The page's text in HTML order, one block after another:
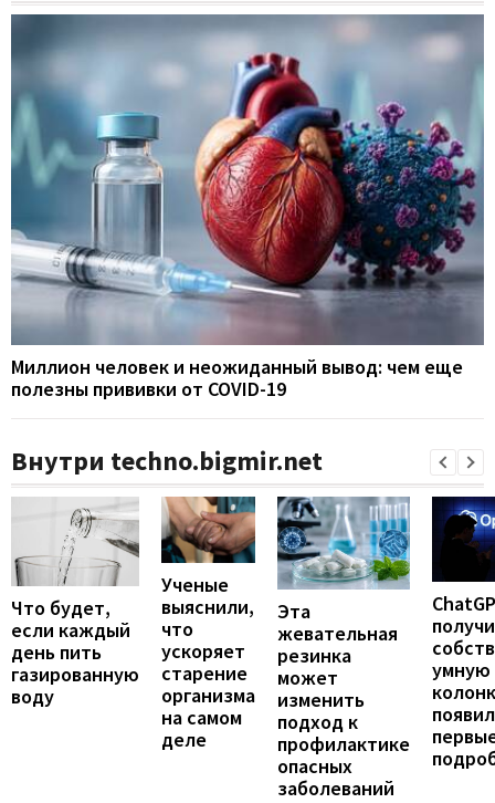
Миллион человек и неожиданный вывод: чем еще
полезны прививки от COVID-19
Внутри techno.bigmir.net
Что будет,
если каждый
день пить
газированную
воду
Ученые
выяснили,
что
ускоряет
старение
организма
на самом
деле
Эта
жевательная
резинка
может
изменить
подход к
профилактике
опасных
заболеваний
умную